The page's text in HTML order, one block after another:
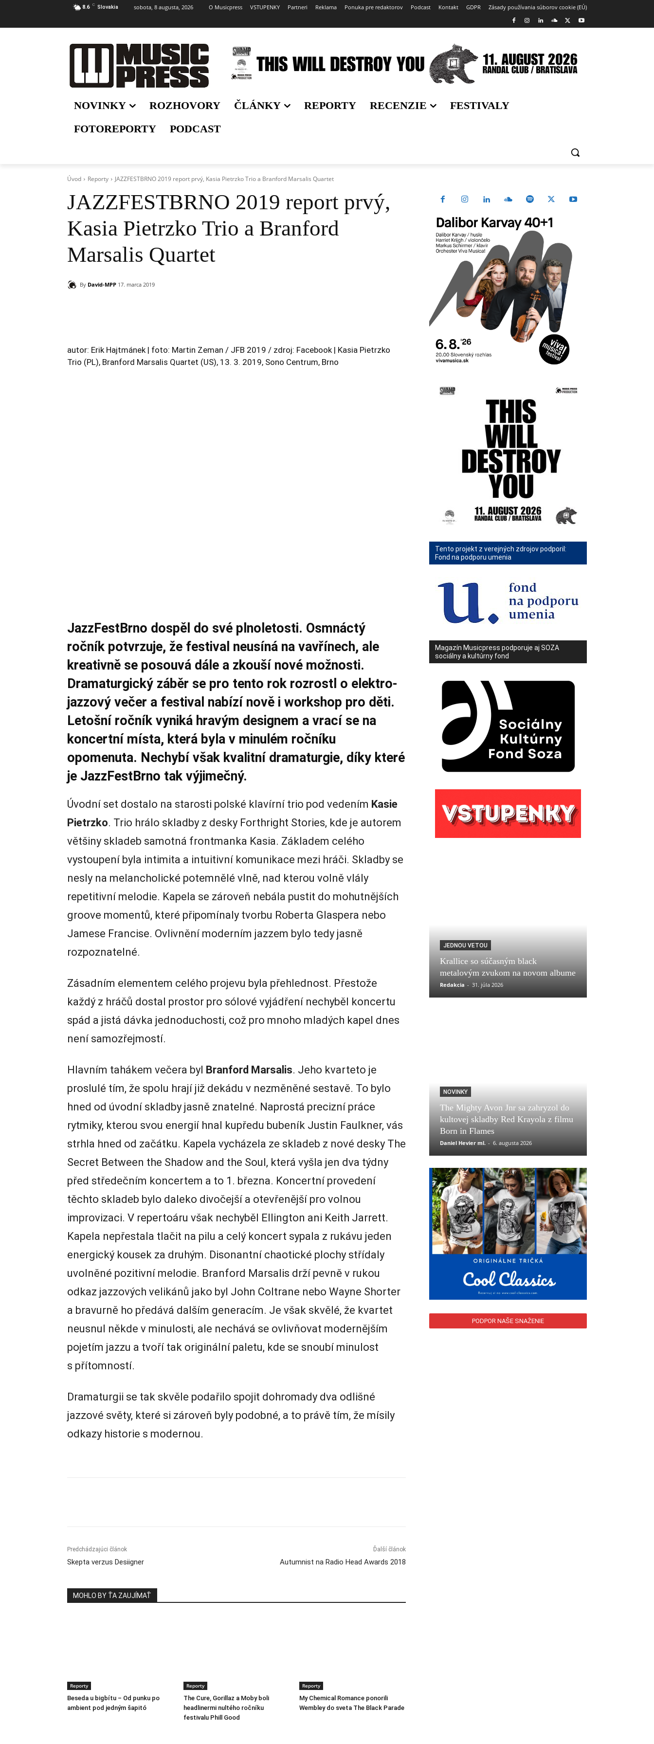
8.6 C Slovakia sobota, 8 augusta, 2026 O Musicpress VSTUPENKY Partneri Reklama Ponuka pre redaktorov Podcast Kontakt GDPR Zásady používania súborov cookie (EÚ)
NOVINKY ROZHOVORY ČLÁNKY REPORTY RECENZIE
FESTIVALY
FOTOREPORTY
PODCAST
Úvod Reporty JAZZFESTBRNO 2019 report prvý, Kasia Pietrzko Trio a Branford Marsalis Quartet
JAZZFESTBRNO 2019 report prvý,
Kasia Pietrzko Trio a Branford
Marsalis Quartet
By David-MPP 17. marca 2019
autor: Erik Hajtmánek | foto: Martin Zeman / JFB 2019 / zdroj: Facebook | Kasia Pietrzko
Trio (PL), Branford Marsalis Quartet (US), 13. 3. 2019, Sono Centrum, Brno
JazzFestBrno dospěl do své plnoletosti. Osmnáctý
ročník potvrzuje, že festival neusíná na vavřínech, ale
kreativně se posouvá dále a zkouší nové možnosti.
Dramaturgický záběr se pro tento rok rozrostl o elektro-
jazzový večer a festival nabízí nově i workshop pro děti.
Letošní ročník vyniká hravým designem a vrací se na
koncertní místa, která byla v minulém ročníku
opomenuta. Nechybí však kvalitní dramaturgie, díky které
je JazzFestBrno tak výjimečný.
Úvodní set dostalo na starosti polské klavírní trio pod vedením Kasie
Pietrzko. Trio hrálo skladby z desky Forthright Stories, kde je autorem
většiny skladeb samotná frontmanka Kasia. Základem celého
vystoupení byla intimita a intuitivní komunikace mezi hráči. Skladby se
nesly na melancholické potemnělé vlně, nad kterou volně vlály
repetitivní melodie. Kapela se zároveň nebála pustit do mohutnějších
groove momentů, které připomínaly tvorbu Roberta Glaspera nebo
Jamese Francise. Ovlivnění moderním jazzem bylo tedy jasně
rozpoznatelné.
Zásadním elementem celého projevu byla přehlednost. Přestože
každý z hráčů dostal prostor pro sólové vyjádření nechyběl koncertu
spád a jistá dávka jednoduchosti, což pro mnoho mladých kapel dnes
není samozřejmostí.
Hlavním tahákem večera byl Branford Marsalis. Jeho kvarteto je
proslulé tím, že spolu hrají již dekádu v nezměněné sestavě. To bylo
hned od úvodní skladby jasně znatelné. Naprostá precizní práce
rytmiky, kterou svou energií hnal kupředu bubeník Justin Faulkner, vás
strhla hned od začátku. Kapela vycházela ze skladeb z nové desky The
Secret Between the Shadow and the Soul, která vyšla jen dva týdny
před středečním koncertem a to 1. března. Koncertní provedení
těchto skladeb bylo daleko divočejší a otevřenější pro volnou
improvizaci. V repertoáru však nechyběl Ellington ani Keith Jarrett.
Kapela nepřestala tlačit na pilu a celý koncert sypala z rukávu jeden
energický kousek za druhým. Disonantní chaotické plochy střídaly
uvolněné pozitivní melodie. Branford Marsalis drží pevně v rukou
odkaz jazzových velikánů jako byl John Coltrane nebo Wayne Shorter
a bravurně ho předává dalším generacím. Je však skvělé, že kvartet
neusnul někde v minulosti, ale nechává se ovlivňovat modernějším
pojetím jazzu a tvoří tak originální paletu, kde se snoubí minulost
s přítomností.
Dramaturgii se tak skvěle podařilo spojit dohromady dva odlišné
jazzové světy, které si zároveň byly podobné, a to právě tím, že mísily
odkazy historie s modernou.
Predchádzajúci článok
Skepta verzus Desiigner
Ďalší článok
Autumnist na Radio Head Awards 2018
MOHLO BY ŤA ZAUJÍMAŤ
Reporty
Beseda u bigbítu – Od punku po
ambient pod jedným šapitó
Reporty
The Cure, Gorillaz a Moby boli
headlinermi nultého ročníku
festivalu Phill Good
Reporty
My Chemical Romance ponorili
Wembley do sveta The Black Parade
Tento projekt z verejných zdrojov podporil:
Fond na podporu umenia
Magazín Musicpress podporuje aj SOZA
sociálny a kultúrny fond
JEDNOU VETOU
Krallice so súčasným black
metalovým zvukom na novom albume
Redakcia - 31. júla 2026
NOVINKY
The Mighty Avon Jnr sa zahryzol do
kultovej skladby Red Krayola z filmu
Born in Flames
Daniel Hevier ml. - 6. augusta 2026
PODPOR NAŠE SNAŽENIE